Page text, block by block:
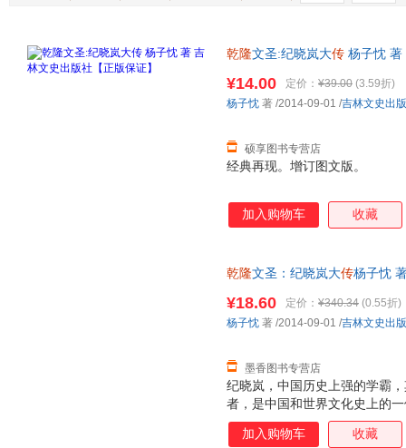
乾隆文圣:纪晓岚大传 杨子忱 著
经典再现。增订图文版。
¥14.00 定价： ¥39.00 (3.59折)
硕享图书专营店
杨子忱 著 /2014-09-01 /吉林文史出
加入购物车 收藏
乾隆文圣：纪晓岚大传杨子忱
纪晓岚，中国历史上强的学霸
者，是中国和世界文化史上的
乾隆帝、刘墉、和珅共事，在
化解冲突，兼具谏臣和弄臣两
¥18.60 定价： ¥340.34 (0.55折)
墨香图书专营店
杨子忱 著 /2014-09-01 /吉林文史出
加入购物车 收藏